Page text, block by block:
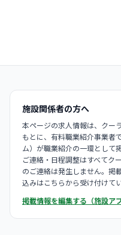
施設関係者の方へ
本ページの求人情報は、クー
もとに、有料職業紹介事業者
ム）が職業紹介の一環として
ご連絡・日程調整はすべてク
のご連絡は発生しません。掲
込みはこちらから受け付けてい
掲載情報を編集する（施設ア